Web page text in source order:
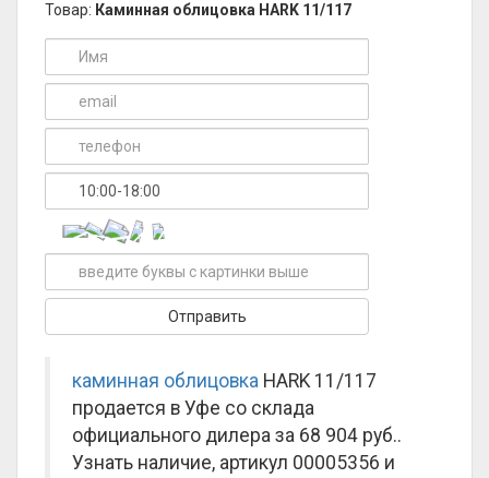
Товар: Каминная облицовка HARK 11/117
каминная облицовка HARK 11/117
продается в Уфе со склада
официального дилера за 68 904 руб..
Узнать наличие, артикул 00005356 и